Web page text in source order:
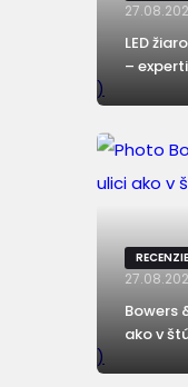
)
LED
–
)
RECENZIE
Bowers
ako v